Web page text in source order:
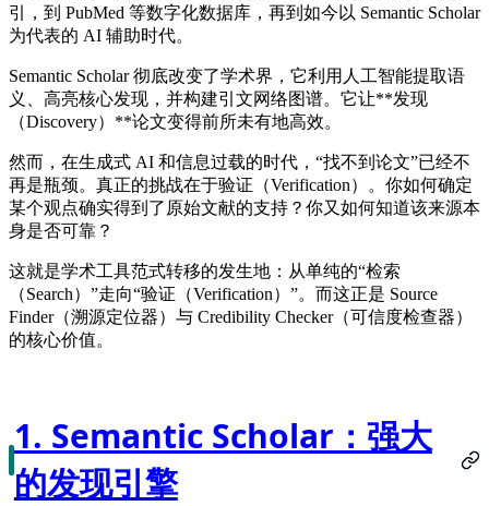
引，到 PubMed 等数字化数据库，再到如今以 Semantic Scholar
为代表的 AI 辅助时代。
Semantic Scholar 彻底改变了学术界，它利用人工智能提取语
义、高亮核心发现，并构建引文网络图谱。它让**发现
（Discovery）**论文变得前所未有地高效。
然而，在生成式 AI 和信息过载的时代，“找不到论文”已经不
再是瓶颈。真正的挑战在于验证（Verification）
。你如何确定
某个观点确实得到了原始文献的支持？你又如何知道该来源本
身是否可靠？
这就是学术工具范式转移的发生地：从单纯的“检索
（Search）”走向“验证（Verification）”。而这正是 Source
Finder（溯源定位器）与 Credibility Checker（可信度检查器）
的核心价值。
1. Semantic Scholar：强大
的发现引擎